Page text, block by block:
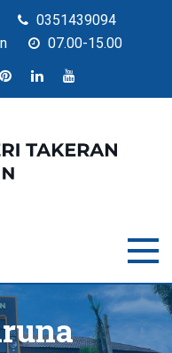
0351439094
07.00-15.00
Takeran